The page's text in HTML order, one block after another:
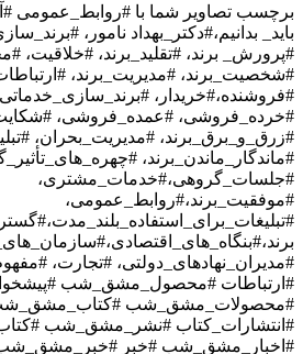
برچسب تصاویر شما با #روابط_عمومی
باید_ بدانیم،#دکتر_بهداد نامور،
#پرورش_ برند، #تقلید_برند،
#شخصیت_برند، #مدیریت_برند،
#فروشنده،#خریدار،
#خرده_فروشی، #عمده_فروشی،
#زرق_و_برق_برند، #مدیریت_بحران،
#ماندگار_ماندن_برند،
#جلسات_گروهی،#خدمات_مشتری،
#موفقیت_برند،#روابط_عمومی،
#مدیران_نهادهای_دولتی، #تجارت،
#ارتباطات #محصول_مشق_شب
#محصولات_مشق_شب
#انتشارات_کتاب #نشر_مشق_شب
#اخبار_مشق_شب #خبر